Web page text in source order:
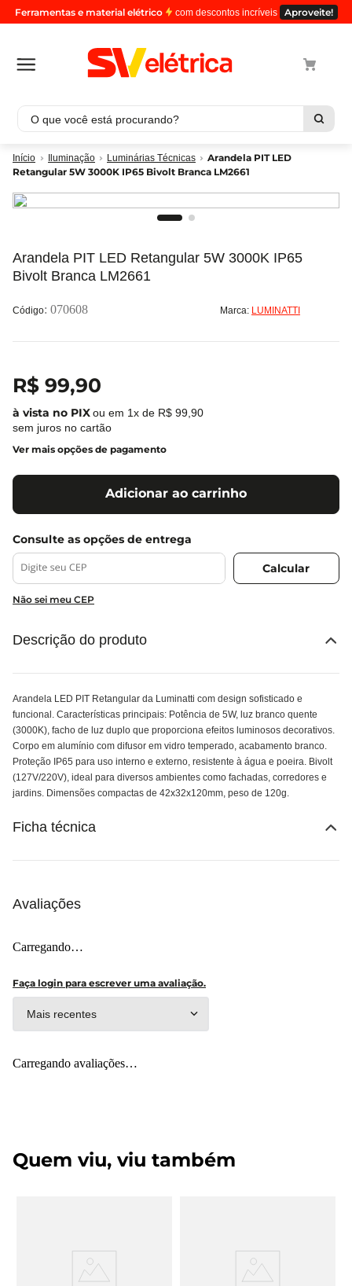
Ferramentas e material elétrico com descontos incríveis Aproveite!
O que você está procurando?
Iluminação Luminárias Técnicas
Arandela PIT LED
Retangular 5W 3000K IP65 Bivolt Branca LM2661
Arandela PIT LED Retangular 5W 3000K IP65
Bivolt Branca LM2661
: 070608 Marca: LUMINATTI
R$ 99,90
ou em 1x de R$ 99 90
sem juros no cartão
Ver mais opções de pagamento
Adicionar ao carrinho
Não sei meu CEP
Descrição do produto
Arandela LED PIT Retangular da Luminatti com design sofisticado e
funcional. Características principais: Potência de 5W, luz branco quente
(3000K), facho de luz duplo que proporciona efeitos luminosos decorativos.
Corpo em alumínio com difusor em vidro temperado, acabamento branco.
Proteção IP65 para uso interno e externo, resistente à água e poeira. Bivolt
(127V/220V), ideal para diversos ambientes como fachadas, corredores e
jardins. Dimensões compactas de 42x32x120mm, peso de 120g.
Ficha técnica
Avaliações
Carregando…
Faça login para escrever uma avaliação.
Mais recentes
Carregando avaliações…
Quem viu, viu também
Termos mais buscados
º
2º luminaria
4º 4
5º eletroduto